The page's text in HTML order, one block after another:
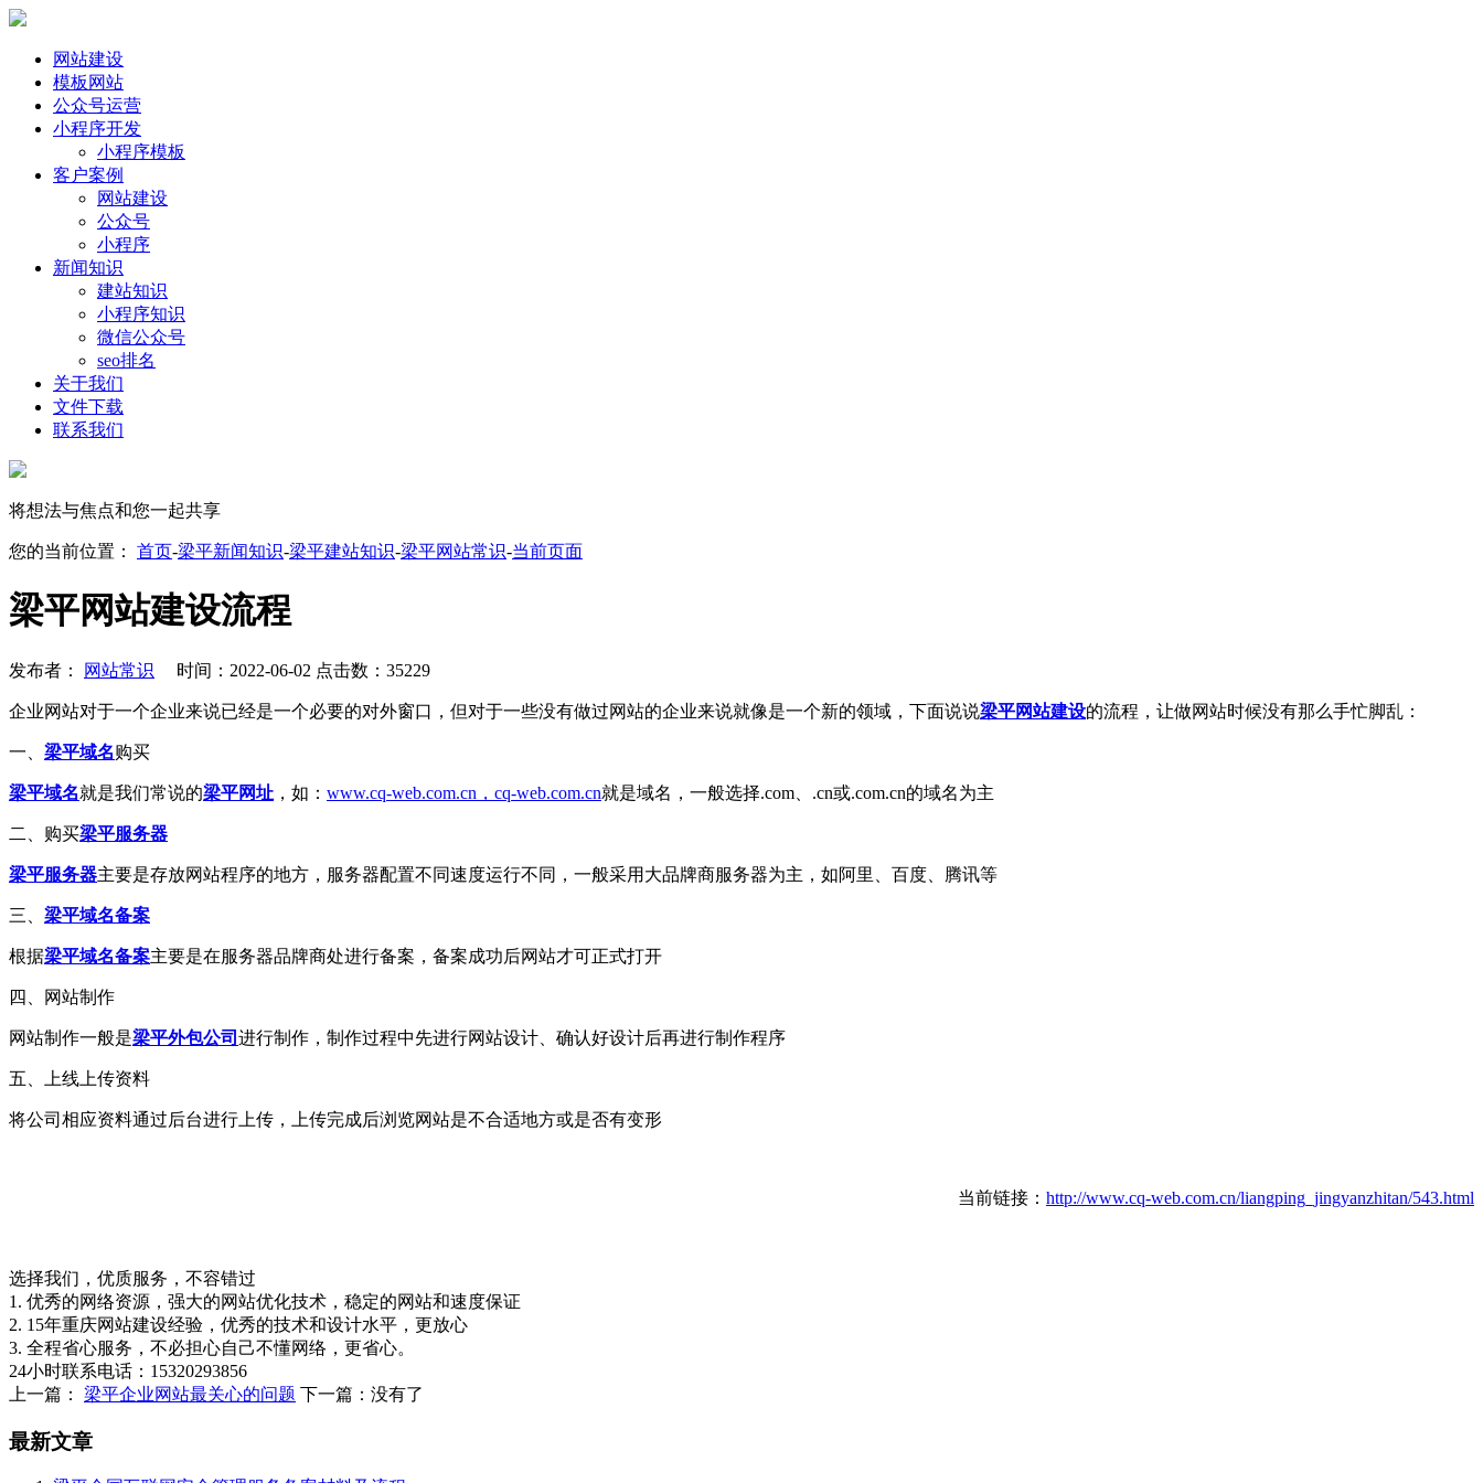
网站建设
模板网站
公众号运营
小程序开发
小程序模板
客户案例
网站建设
公众号
小程序
新闻知识
建站知识
小程序知识
微信公众号
seo排名
关于我们
文件下载
联系我们
将想法与焦点和您一起共享
您的当前位置： 首页-梁平新闻知识-梁平建站知识-梁平网站常识-当前页面
梁平网站建设流程
发布者： 网站常识 时间：2022-06-02 点击数：35229
企业网站对于一个企业来说已经是一个必要的对外窗口，但对于一些没有做过网站的企业来说就像是一个新的领域，下面说说梁平网站建设的流程，让做网站时候没有那么手忙脚乱：
一、 梁平域名购买
梁平域名就是我们常说的梁平网址 ，如： www.cq-web.com.cn，cq-web.com.cn就是域名，一般选择.com、.cn或.com.cn的域名为主
二、购买梁平服务器
梁平服务器主要是存放网站程序的地方，服务器配置不同速度运行不同，一般采用大品牌商服务器为主，如阿里、百度、腾讯等
三、 梁平域名备案
根据梁平域名备案主要是在服务器品牌商处进行备案，备案成功后网站才可正式打开
四、网站制作
网站制作一般是梁平外包公司 进行制作，制作过程中先进行网站设计、确认好设计后再进行制作程序
五、上线上传资料
将公司相应资料通过后台进行上传，上传完成后浏览网站是不合适地方或是否有变形
当前链接： http://www.cq-web.com.cn/liangping_jingyanzhitan/543.html
选择我们，优质服务，不容错过
1. 优秀的网络资源，强大的网站优化技术，稳定的网站和速度保证
2. 15年重庆网站建设经验，优秀的技术和设计水平，更放心
3. 全程省心服务，不必担心自己不懂网络，更省心。
24小时联系电话：15320293856
上一篇： 梁平企业网站最关心的问题 下一篇：没有了
最新文章